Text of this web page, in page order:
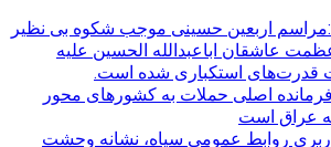
اربعین حسینی موجب شکوه بی نظیر
عاشقان اباعبدالله الحسین علیه
قدرت‌های استکباری شده است.
فرمانده اصلی حملات به کشورهای محور
عراق است
روابط عمومی سپاه، نشانه‌ وحشت